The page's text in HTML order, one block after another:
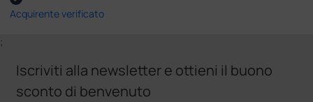
Acquirente verificato
;
Iscriviti alla newsletter e ottieni il buono
sconto di benvenuto